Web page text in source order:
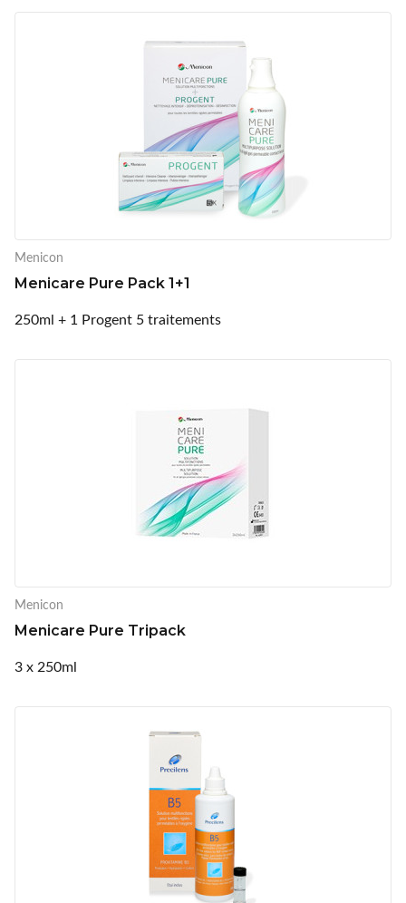
Menicon
Menicare Pure Pack 1+1
250ml + 1 Progent 5 traitements
Menicon
Menicare Pure Tripack
3 x 250ml